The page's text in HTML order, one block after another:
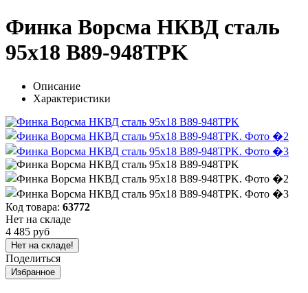
Финка Ворсма НКВД сталь
95х18 B89-948TPK
Описание
Характеристики
Код товара: 63772
Нет на складе
4 485 руб
Нет на складе!
Поделиться
Избранное